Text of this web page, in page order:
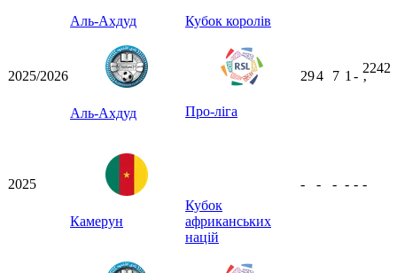
Аль-Ахдуд Кубок королів
2025/2026
Аль-Ахдуд Про-ліга
294 7 1 -
2242
ʼ
2025
Камерун
Кубок
африканських
націй
- - - - - -